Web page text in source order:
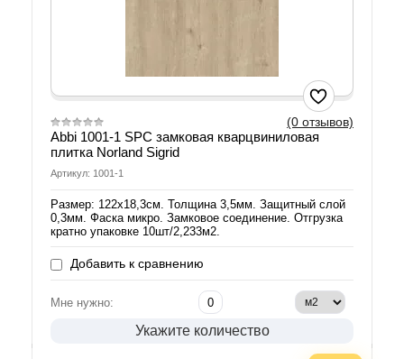
(0 отзывов)
Abbi 1001-1 SPC замковая кварцвиниловая
плитка Norland Sigrid
Артикул: 1001-1
Размер: 122х18,3см. Толщина 3,5мм. Защитный слой
0,3мм. Фаска микро. Замковое соединение. Отгрузка
кратно упаковке 10шт/2,233м2.
Добавить к сравнению
Мне нужно:
Укажите количество